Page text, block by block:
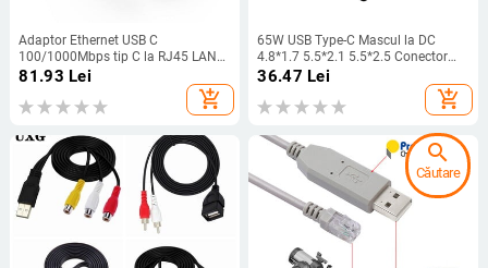
Adaptor Ethernet USB C
100/1000Mbps tip C la RJ45 LAN
Placă de rețea externă stabilă
pentru laptop, PC, telefoane mobile,
tabletă
81.93 Lei
add_shopping_cart
65W USB Type-C Mascul la DC
4.8*1.7 5.5*2.1 5.5*2.5 Conector
Femeie Adaptor Laptop Convertor
Mufă pentru Lenovo Hp Asus
36.47 Lei
add_shopping_cart
search
Căutare